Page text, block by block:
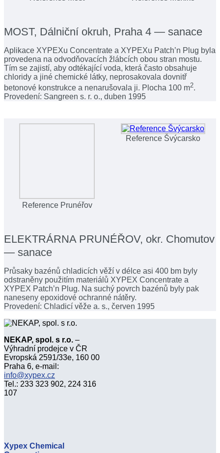
MOST, Dálniční okruh, Praha 4 — sanace
Aplikace XYPEXu Concentrate a XYPEXu Patch’n Plug byla
provedena na odvodňovacích žlábcích obou stran mostu.
Tím se zajistí, aby odtékající voda, která často obsahuje
chloridy a jiné chemické látky, neprosakovala dovnitř
betonové konstrukce a nenarušovala ji. Plocha 100 m2.
Provedení: Sangreen s. r. o., duben 1995
Reference Prunéřov
Reference Švýcarsko
ELEKTRÁRNA PRUNÉŘOV, okr. Chomutov
— sanace
Průsaky bazénů chladicích věží v délce asi 400 bm byly
odstraněny použitím materiálů XYPEX Concentrate a
XYPEX Patch’n Plug. Na suchý povrch bazénů byly pak
naneseny epoxidové ochranné nátěry.
Provedení: Chladicí věže a. s., červen 1995
NEKAP, spol. s r.o. –
Výhradní prodejce v ČR
Evropská 2591/33e, 160 00
Praha 6, e-mail:
info@xypex.cz
Tel.: 233 323 902, 224 316
107
Xypex Chemical